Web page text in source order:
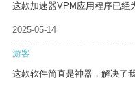
这款加速器VPM应用程序已经
2025-05-14
游客
这款软件简直是神器，解决了